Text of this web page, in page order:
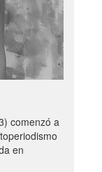
comenzó a
en